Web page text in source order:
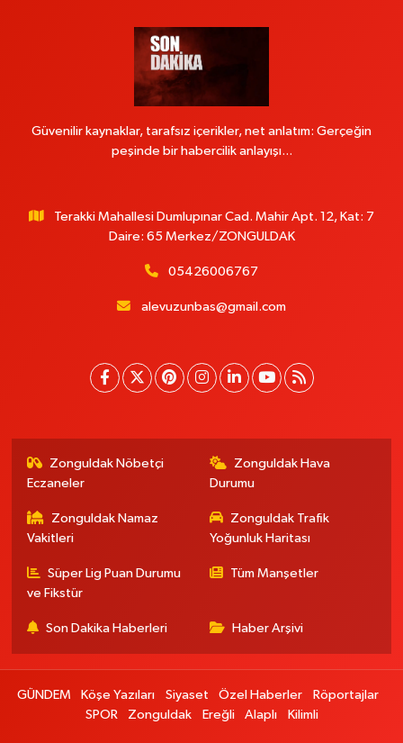
Güvenilir kaynaklar, tarafsız içerikler, net anlatım: Gerçeğin
peşinde bir habercilik anlayışı...
Terakki Mahallesi Dumlupınar Cad. Mahir Apt. 12, Kat: 7
Daire: 65 Merkez/ZONGULDAK
05426006767
alevuzunbas@gmail.com
Zonguldak Nöbetçi
Eczaneler
Zonguldak Hava
Durumu
Zonguldak Namaz
Vakitleri
Zonguldak Trafik
Yoğunluk Haritası
Süper Lig Puan Durumu
ve Fikstür
Tüm Manşetler
Son Dakika Haberleri Haber Arşivi
GÜNDEM Köşe Yazıları Siyaset Özel Haberler
Röportajlar
SPOR
Zonguldak Ereğli Alaplı Kilimli